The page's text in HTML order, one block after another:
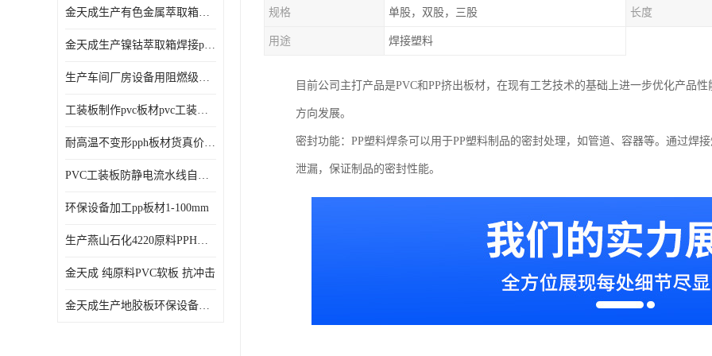
金天成生产有色金属萃取箱焊接pvc板
金天成生产镍钴萃取箱焊接pvc萃取板
生产车间厂房设备用阻燃级别pp硬板
工装板制作pvc板材pvc工装板材可折弯
耐高温不变形pph板材货真价值pph板材
PVC工装板防静电流水线自动化倍速线工装板
环保设备加工pp板材1-100mm
生产燕山石化4220原料PPH板材
金天成 纯原料PVC软板 抗冲击
金天成生产地胶板环保设备内衬焊接用半圆pvc软焊条
规格 单股，双股，三股 长度
用途 焊接塑料
目前公司主打产品是PVC和PP挤出板材，在现有工艺技术的基础上进一步优化产品
方向发展。
密封功能：PP塑料焊条可以用于PP塑料制品的密封处理，如管道、容器等。通过焊
泄漏，保证制品的密封性能。